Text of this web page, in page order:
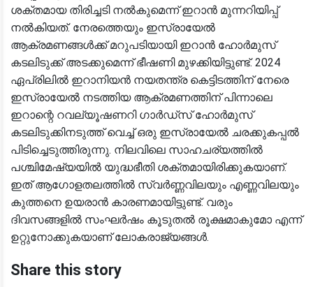
ശക്തമായ തിരിച്ചടി നൽകുമെന്ന് ഇറാൻ മുന്നറിയിപ്പ്
നൽകിയത്. നേരത്തെയും ഇസ്രായേൽ
ആക്രമണങ്ങൾക്ക് മറുപടിയായി ഇറാൻ ഹോർമുസ്
കടലിടുക്ക് അടക്കുമെന്ന് ഭീഷണി മുഴക്കിയിട്ടുണ്ട്. 2024
ഏപ്രിലിൽ ഇറാനിയൻ നയതന്ത്ര കെട്ടിടത്തിന് നേരെ
ഇസ്രായേൽ നടത്തിയ ആക്രമണത്തിന് പിന്നാലെ
ഇറാന്റെ റവല്യൂഷണറി ഗാർഡ്സ് ഹോർമുസ്
കടലിടുക്കിനടുത്ത് വെച്ച് ഒരു ഇസ്രായേൽ ചരക്കുകപ്പൽ
പിടിച്ചെടുത്തിരുന്നു. നിലവിലെ സാഹചര്യത്തിൽ
പശ്ചിമേഷ്യയിൽ യുദ്ധഭീതി ശക്തമായിരിക്കുകയാണ്.
ഇത് ആഗോളതലത്തിൽ സ്വർണ്ണവിലയും എണ്ണവിലയും
കുത്തനെ ഉയരാൻ കാരണമായിട്ടുണ്ട്. വരും
ദിവസങ്ങളിൽ സംഘർഷം കൂടുതൽ രൂക്ഷമാകുമോ എന്ന്
ഉറ്റുനോക്കുകയാണ് ലോകരാജ്യങ്ങൾ.
Share this story